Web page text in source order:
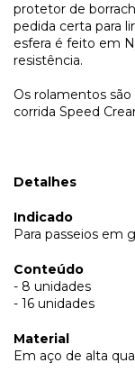
protetor de
pedida certa para
esfera é feito em
resistência.
Os rolamentos
corrida Speed
Detalhes
Indicado
Para passeios em
Conteúdo
- 8 unidades
- 16 unidades
Material
Em aço de alta